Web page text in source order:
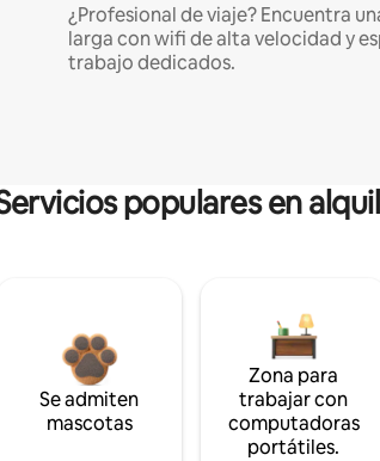
¿Profesional de viaje? Encuentra
larga con wifi de alta velocidad y
trabajo dedicados.
populares en
Se admiten
mascotas
Zona para
trabajar con
computadoras
portátiles.